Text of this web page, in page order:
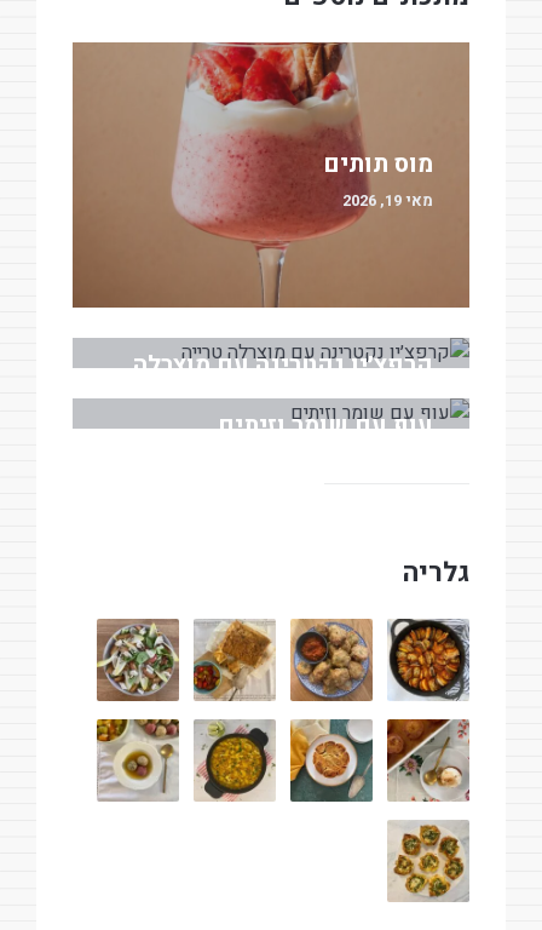
מוס תותים
מאי 19, 2026
קרפצ׳יו נקטרינה עם מוצרלה
טרייה
מאי 18, 2026
עוף עם שומר וזיתים
גלריה